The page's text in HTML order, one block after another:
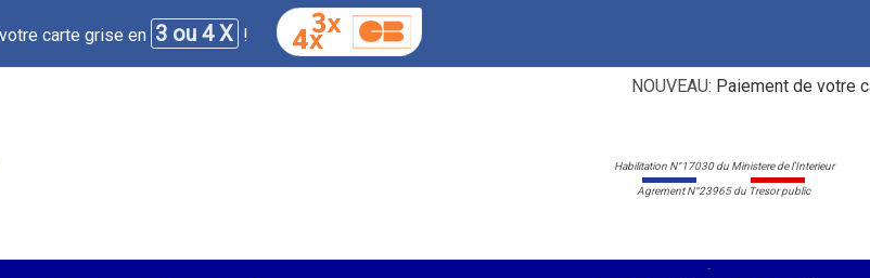
carte grise en 3 ou 4 X !
NOUVEAU:Paiement de votre
Habilitation N°17030 du Ministere de l'Interieur
Agrement N°23965 du Tresor public
-